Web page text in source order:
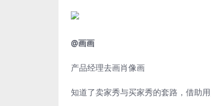
@画画
产品经理去画肖像画
知道了卖家秀与买家秀的套路，借助